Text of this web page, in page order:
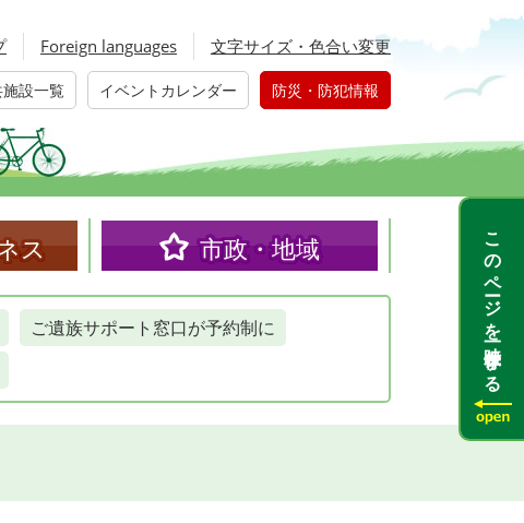
Foreign languages 文字サイズ・色合い変更
設一覧 イベントカレンダー 防災・防犯情報
ス 市政・地域
ご遺族サポート窓口が予約制に
このページを一時保存する